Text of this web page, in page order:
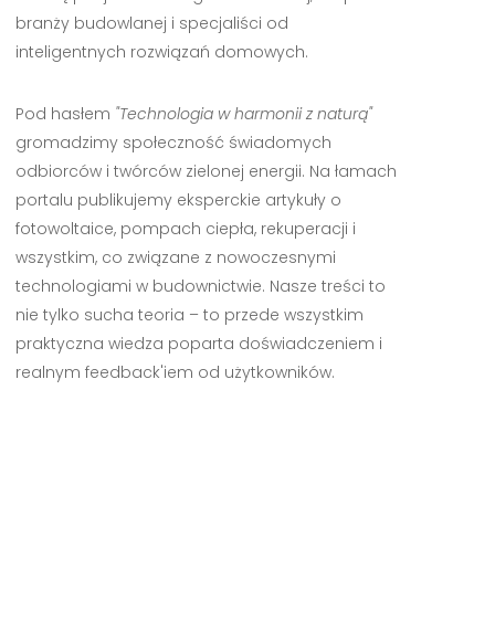
branży budowlanej i specjaliści od
inteligentnych rozwiązań domowych.
Pod hasłem "Technologia w harmonii z naturą"
gromadzimy społeczność świadomych
odbiorców i twórców zielonej energii. Na łamach
portalu publikujemy eksperckie artykuły o
fotowoltaice, pompach ciepła, rekuperacji i
wszystkim, co związane z nowoczesnymi
technologiami w budownictwie. Nasze treści to
nie tylko sucha teoria – to przede wszystkim
praktyczna wiedza poparta doświadczeniem i
realnym feedback'iem od użytkowników.